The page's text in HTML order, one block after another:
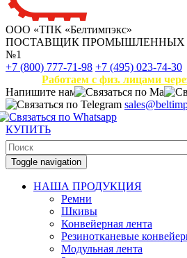
ООО «ТПК «Белтимпэкс»
ПОСТАВЩИК
№1
+7 (800) 777-71-98 +7 (495) 023-74-30
Работаем с физ. лицами
Напишите нам
КУПИТЬ
Toggle navigation
НАША ПРОДУКЦИЯ
Ремни
Шкивы
Конвейерная лента
Резинотканевые
Модульная лента